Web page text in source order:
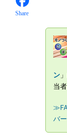
Share
ン
当
バー